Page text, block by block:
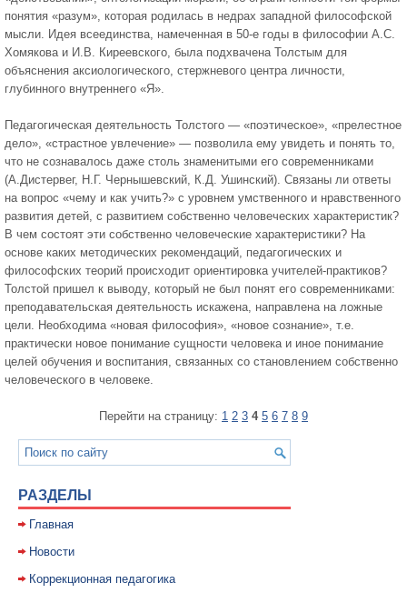
понятия «разум», которая родилась в недрах западной философской
мысли. Идея всеединства, намеченная в 50-е годы в философии А.С.
Хомякова и И.В. Киреевского, была подхвачена Толстым для
объяснения аксиологического, стержневого центра личности,
глубинного внутреннего «Я».
Педагогическая деятельность Толстого — «поэтическое», «прелестное
дело», «страстное увлечение» — позволила ему увидеть и понять то,
что не сознавалось даже столь знаменитыми его современниками
(А.Дистервег, Н.Г. Чернышевский, К.Д. Ушинский). Связаны ли ответы
на вопрос «чему и как учить?» с уровнем умственного и нравственного
развития детей, с развитием собственно человеческих характеристик?
В чем состоят эти собственно человеческие характеристики? На
основе каких методических рекомендаций, педагогических и
философских теорий происходит ориентировка учителей-практиков?
Толстой пришел к выводу, который не был понят его современниками:
преподавательская деятельность искажена, направлена на ложные
цели. Необходима «новая философия», «новое сознание», т.е.
практически новое понимание сущности человека и иное понимание
целей обучения и воспитания, связанных со становлением собственно
человеческого в человеке.
Перейти на страницу: 1 2 3 4 5 6 7 8 9
РАЗДЕЛЫ
Главная
Новости
Коррекционная педагогика